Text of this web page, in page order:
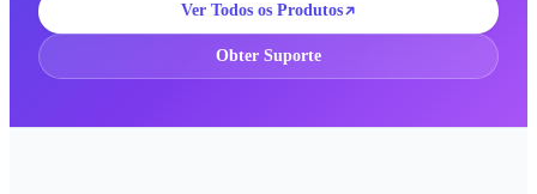
Ver Todos os Produtos
Obter Suporte